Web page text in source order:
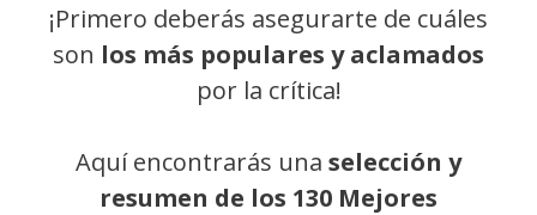
¡Primero deberás asegurarte de cuáles
son los más populares y aclamados
por la crítica!
Aquí encontrarás una selección y
resumen de los 130 Mejores